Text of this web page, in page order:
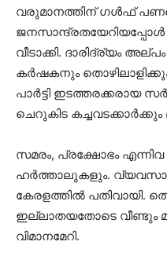
വരുമാനത്തിന് ഗള്‍ഫ്
ജനസാന്ദ്രതയേറിയപ്പോള്‍
വീടാക്കി. ദാരിദ്ര്യം
കര്‍ഷകനും തൊഴിലാളിക്കും
പാർട്ടി ഇടത്തരക്കരായ
ചെറുകിട
സമരം, പ്രക്ഷോഭം
ഹര്‍ത്താലുകളും.
കേരളത്തില്‍ പതിവായി.
ഇല്ലാതയതോടെ വീണ്ടും
വിമാനമേറി.